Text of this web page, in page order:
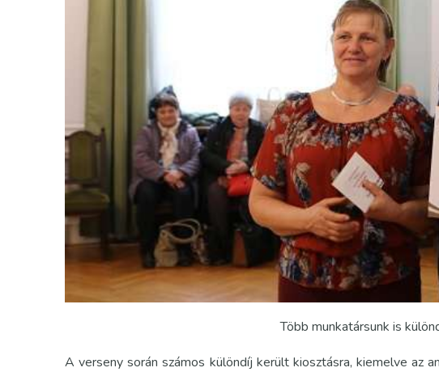
Több munkatársunk is
A verseny során számos különdíj került kiosztásra, kiemelve az